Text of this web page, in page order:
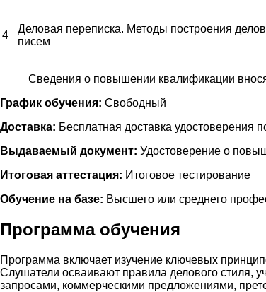
4
Деловая переписка. Методы построения
писем
Сведения о повышении квалификации
График обучения: Свободный
Доставка: Бесплатная доставка удостоверения
Выдаваемый документ: Удостоверение о
Итоговая аттестация: Итоговое тестирование
Обучение на базе: Высшего или среднего
Программа обучения
Программа включает изучение ключевых
Слушатели осваивают правила делового стиля,
запросами, коммерческими предложениями,